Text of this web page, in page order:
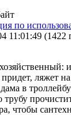
по
11:01:49 (1422
ляжет
в
чтобы